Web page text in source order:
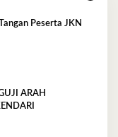
Peserta JKN
ARAH